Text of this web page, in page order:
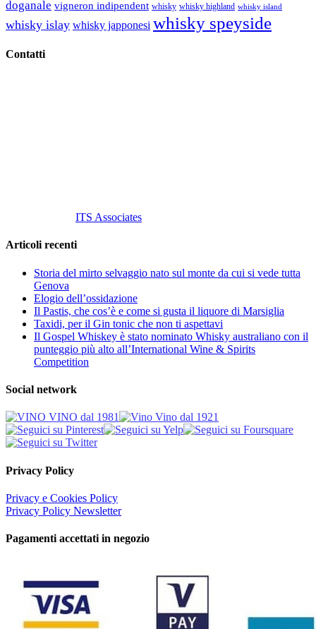
doganale vigneron indipendent whisky whisky highland whisky island
whisky islay whisky japponesi whisky speyside
Contatti
ITS Associates
Articoli recenti
Storia del mirto selvaggio nato sul monte da cui si vede tutta
Genova
Elogio dell’ossidazione
Il Pastis, che cos’è e come si gusta il liquore di Marsiglia
Taxidi, per il Gin tonic che non ti aspettavi
Il Gospel Whiskey è stato nominato Whisky australiano con il
punteggio più alto all’International Wine & Spirits
Competition
Social network
Privacy Policy
Privacy e Cookies Policy
Privacy Policy Newsletter
Pagamenti accettati in negozio